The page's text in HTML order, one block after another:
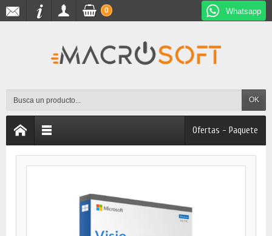
Whatsapp
OK
0
Ofertas - Paquete